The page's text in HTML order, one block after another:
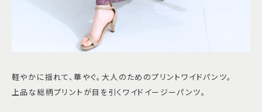
軽やかに揺れて、華やぐ。大人のためのプリントワイドパンツ。
上品な総柄プリントが目を引くワイドイージーパンツ。